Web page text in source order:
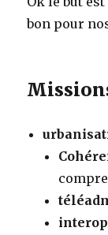
bon pour